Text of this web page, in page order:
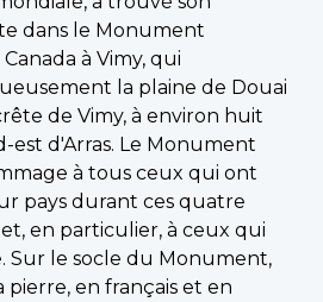
dans le Monument
à Vimy, qui
la plaine de Douai
de Vimy, à environ huit
est d'Arras. Le Monument
à tous ceux qui ont
pays durant ces quatre
en particulier, à ceux qui
Sur le socle du Monument,
pierre, en français et en